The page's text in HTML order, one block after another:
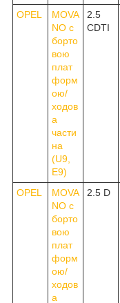
OPEL
MOVA
NO c
борто
вою
плат
форм
ою/
ходов
а
части
на
(U9,
E9)
2.5
CDTI
OPEL
MOVA
NO c
борто
вою
плат
форм
ою/
ходов
а
2.5 D